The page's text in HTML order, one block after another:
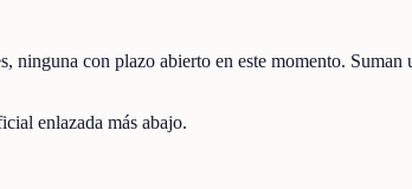
, ninguna con plazo abierto en este momento. Suman
enlazada más abajo.